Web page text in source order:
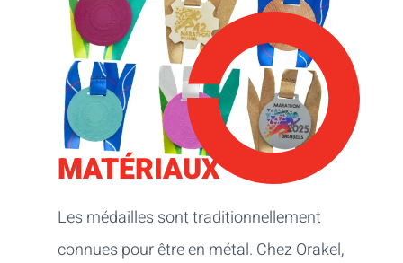
MATÉRIAUX
Les médailles sont traditionnellement
connues pour être en métal. Chez Orakel,